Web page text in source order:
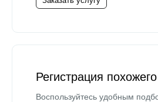
Регистрация
Воспользуйтесь удобным